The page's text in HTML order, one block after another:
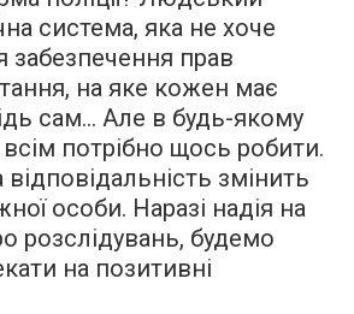
система, яка не хоче
забезпечення прав
на яке кожен має
сам… Але в будь-якому
потрібно щось робити.
змінить
особи. Наразі надія на
розслідувань, будемо
на позитивні